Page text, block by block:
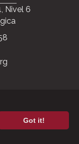
Nivel 6
sitio HTML
reservados |
Got it!